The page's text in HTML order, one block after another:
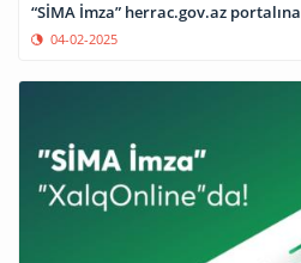
“SİMA İmza” herrac.gov.az
04-02-2025